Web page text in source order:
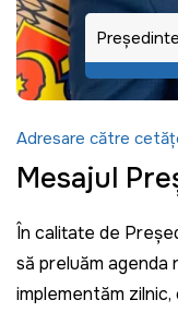
Adresare către
Mesajul
În calitate de
să preluăm agenda
implementăm zilnic,